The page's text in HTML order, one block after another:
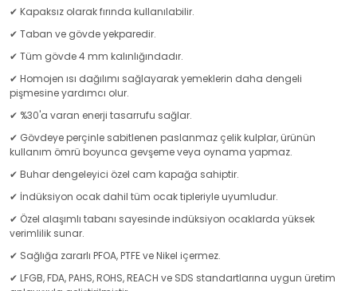
✔ Kapaksız olarak fırında kullanılabilir.
✔ Taban ve gövde yekparedir.
✔ Tüm gövde 4 mm kalınlığındadır.
✔ Homojen ısı dağılımı sağlayarak yemeklerin daha dengeli
pişmesine yardımcı olur.
✔ %30'a varan enerji tasarrufu sağlar.
✔ Gövdeye perçinle sabitlenen paslanmaz çelik kulplar, ürünün
kullanım ömrü boyunca gevşeme veya oynama yapmaz.
✔ Buhar dengeleyici özel cam kapağa sahiptir.
✔ İndüksiyon ocak dahil tüm ocak tipleriyle uyumludur.
✔ Özel alaşımlı tabanı sayesinde indüksiyon ocaklarda yüksek
verimlilik sunar.
✔ Sağlığa zararlı PFOA, PTFE ve Nikel içermez.
✔ LFGB, FDA, PAHS, ROHS, REACH ve SDS standartlarına uygun üretim